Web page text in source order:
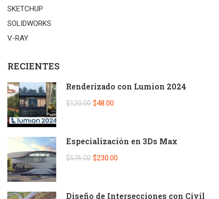
SKETCHUP
SOLIDWORKS
V-RAY
RECIENTES
Renderizado con Lumion 2024
$120.00 $48.00
Especialización en 3Ds Max
$576.00 $230.00
Diseño de Intersecciones con Civil